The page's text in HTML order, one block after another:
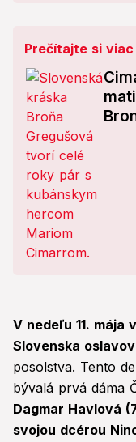
Prečítajte si viac
V nedeľu 11.
Slovenska
posolstva. Tento
bývalá prvá dáma
Dagmar Havlová
svojou dcérou